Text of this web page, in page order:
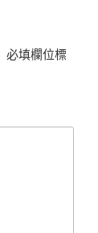
必填欄位標